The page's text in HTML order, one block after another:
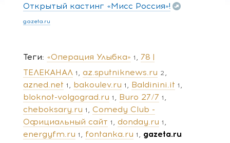
Открытый кастинг «Мисс Россия»!
gazeta.ru
Теги «Операция Улыбка» 1
78 |
ТЕЛЕКАНАЛ 1 az.sputniknews.ru 2
azned.net 1 bakoulev.ru 1 Baldinini.it 1
bloknot-volgograd.ru 1 Buro 27/7 1
cheboksary.ru 1
Comedy Club -
Официальный сайт 1 donday.ru 1
energyfm.ru 1 fontanka.ru 1 gazeta.ru